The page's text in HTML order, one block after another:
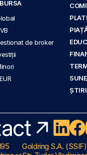
de broker
ȘTIRI
Goldring S.A. (SSIF)